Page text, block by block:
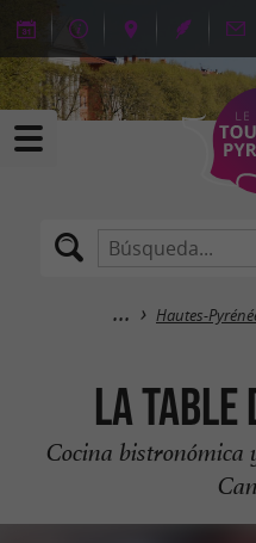
Hautes-
La
Cocina bistronómica